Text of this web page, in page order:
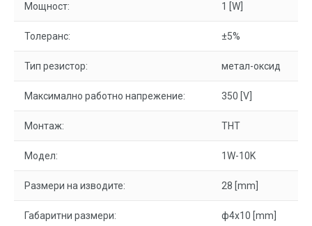
Мощност: 1 [W]
Толеранс: ±5%
Тип резистор: метал-оксид
Максимално работно напрежение: 350 [V]
Монтаж: THT
Модел: 1W-10K
Размери на изводите: 28 [mm]
Габаритни размери: ф4х10 [mm]